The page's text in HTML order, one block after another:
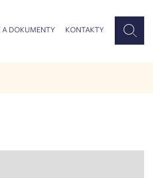
A DOKUMENTY KONTAKTY